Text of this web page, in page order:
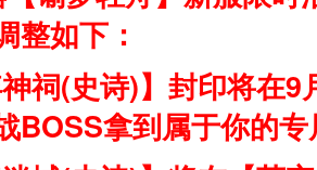
整如下：
祠(史诗)】封印将在
BOSS拿到属于你的